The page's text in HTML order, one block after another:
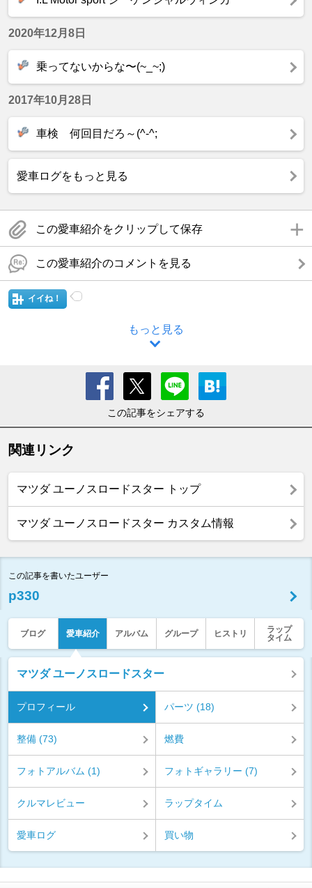
2020年12月8日
乗ってないからな〜(~_~;)
2017年10月28日
車検 何回目だろ～(^-^;
愛車ログをもっと見る
この愛車紹介をクリップして保存
この愛車紹介のコメントを見る
イイね！
もっと見る
この記事をシェアする
関連リンク
マツダ ユーノスロードスター トップ
マツダ ユーノスロードスター カスタム情報
この記事を書いたユーザー
p330
ブログ 愛車紹介 アルバム グループ ヒストリ
ラップ
タイム
マツダ ユーノスロードスター
プロフィール パーツ (18)
整備 (73) 燃費
フォトアルバム (1) フォトギャラリー (7)
クルマレビュー ラップタイム
愛車ログ 買い物